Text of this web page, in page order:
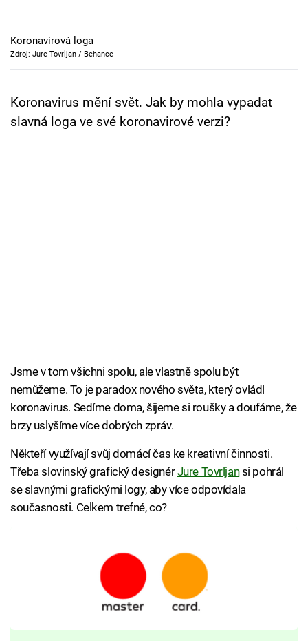
Pořady
Sledujte prima+
Koronavirová loga
Zdroj: Jure Tovrljan / Behance
Koronavirus mění svět. Jak by mohla vypadat
slavná loga ve své koronavirové verzi?
Jsme v tom všichni spolu, ale vlastně spolu být
nemůžeme. To je paradox nového světa, který ovládl
koronavirus. Sedíme doma, šijeme si roušky a doufáme, že
brzy uslyšíme více dobrých zpráv.
Někteří využívají svůj domácí čas ke kreativní činnosti.
Třeba slovinský grafický designérJure Tovrljansi pohrál
se slavnými grafickými logy, aby více odpovídala
současnosti. Celkem trefné, co?